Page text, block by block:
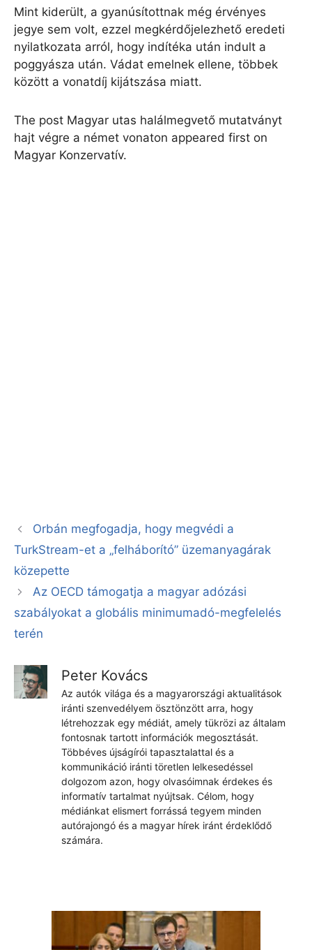
Mint kiderült, a gyanúsítottnak még érvényes
jegye sem volt, ezzel megkérdőjelezhető eredeti
nyilatkozata arról, hogy indítéka után indult a
poggyásza után. Vádat emelnek ellene, többek
között a vonatdíj kijátszása miatt.
The post Magyar utas halálmegvető mutatványt
hajt végre a német vonaton appeared first on
Magyar Konzervatív.
Orbán megfogadja, hogy megvédi a
TurkStream-et a „felháborító” üzemanyagárak
közepette
Az OECD támogatja a magyar adózási
szabályokat a globális minimumadó-megfelelés
terén
Peter Kovács
Az autók világa és a magyarországi aktualitások
iránti szenvedélyem ösztönzött arra, hogy
létrehozzak egy médiát, amely tükrözi az általam
fontosnak tartott információk megosztását.
Többéves újságírói tapasztalattal és a
kommunikáció iránti töretlen lelkesedéssel
dolgozom azon, hogy olvasóimnak érdekes és
informatív tartalmat nyújtsak. Célom, hogy
médiánkat elismert forrássá tegyem minden
autórajongó és a magyar hírek iránt érdeklődő
számára.